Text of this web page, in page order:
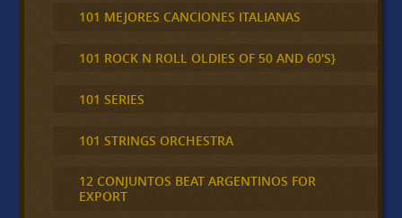
101 MEJORES CANCIONES ITALIANAS
101 ROCK N ROLL OLDIES OF 50 AND 60'S}
101 SERIES
101 STRINGS ORCHESTRA
12 CONJUNTOS BEAT ARGENTINOS FOR
EXPORT